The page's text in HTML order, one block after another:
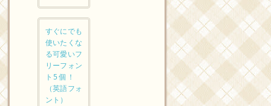
すぐにでも
使いたくな
る可愛いフ
リーフォン
ト5個！
（英語フォ
ント）